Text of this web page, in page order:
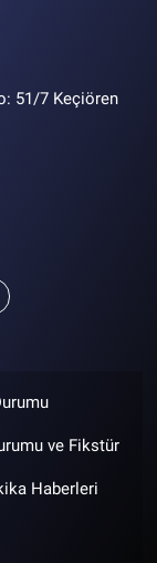
51/7 Keçiören
ve Fikstür
Haberleri